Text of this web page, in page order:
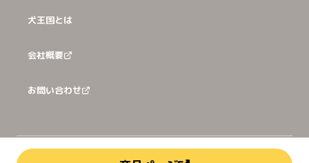
犬王国とは
会社概要
お問い合わせ
2026犬猫王国株式会社